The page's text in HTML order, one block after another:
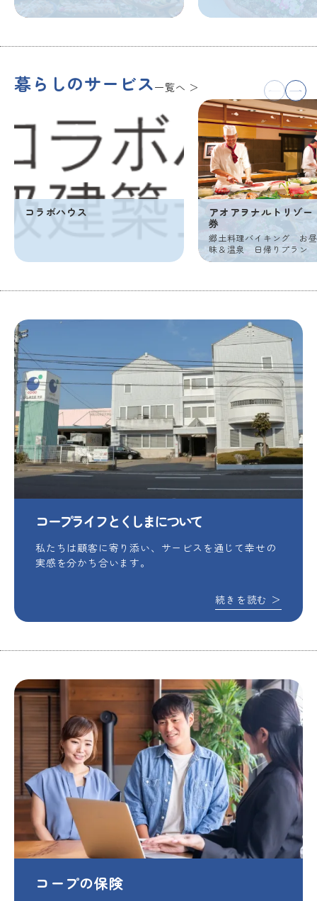
暮らしのサービス一覧へ
コラボハウス
アオアヲナルトリゾ
券
郷土料理バイキング お
昧＆温泉 日帰りプラン
コープライフとくしまについて
私たちは顧客に寄り添い、サービスを通じて幸せの
実感を分かち合います。
続きを読む ＞
コープの保険